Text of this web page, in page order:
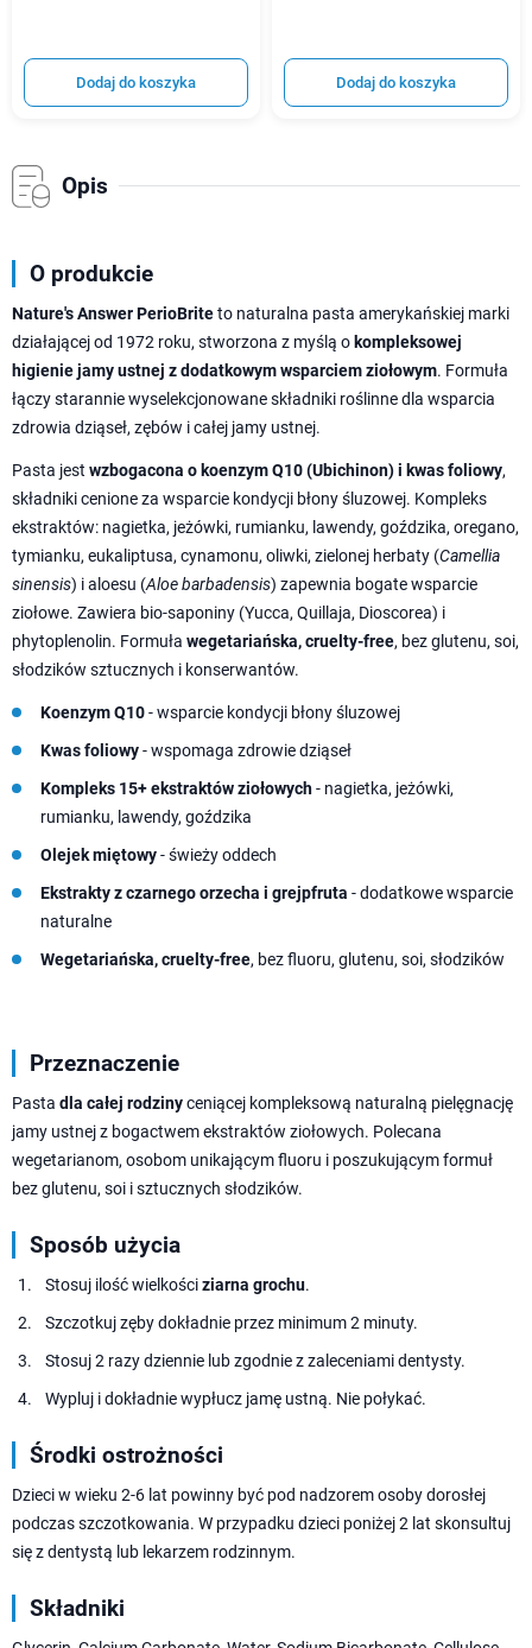
Dodaj do koszyka Dodaj do koszyka
Opis
O produkcie
Nature's Answer PerioBriteto naturalna pasta amerykańskiej marki
działającej od 1972 roku, stworzona z myślą o kompleksowej
higienie jamy ustnej z dodatkowym wsparciem ziołowym. Formuła
łączy starannie wyselekcjonowane składniki roślinne dla wsparcia
zdrowia dziąseł, zębów i całej jamy ustnej.
Pasta jest wzbogacona o koenzym Q10 (Ubichinon) i kwas foliowy,
składniki cenione za wsparcie kondycji błony śluzowej. Kompleks
ekstraktów: nagietka, jeżówki, rumianku, lawendy, goździka, oregano,
tymianku, eukaliptusa, cynamonu, oliwki, zielonej herbaty (Camellia
sinensis) i aloesu (Aloe barbadensis) zapewnia bogate wsparcie
ziołowe. Zawiera bio-saponiny (Yucca, Quillaja, Dioscorea) i
phytoplenolin. Formuła wegetariańska, cruelty-free, bez glutenu, soi,
słodzików sztucznych i konserwantów.
Koenzym Q10- wsparcie kondycji błony śluzowej
Kwas foliowy- wspomaga zdrowie dziąseł
Kompleks 15+ ekstraktów ziołowych- nagietka, jeżówki,
rumianku, lawendy, goździka
Olejek miętowy- świeży oddech
Ekstrakty z czarnego orzecha i grejpfruta - dodatkowe wsparcie
naturalne
Wegetariańska, cruelty-free, bez fluoru, glutenu, soi, słodzików
Przeznaczenie
Pasta dla całej rodzinyceniącej kompleksową naturalną pielęgnację
jamy ustnej z bogactwem ekstraktów ziołowych. Polecana
wegetarianom, osobom unikającym fluoru i poszukującym formuł
bez glutenu, soi i sztucznych słodzików.
Sposób użycia
Stosuj ilość wielkościziarna grochu.
Szczotkuj zęby dokładnie przez minimum 2 minuty.
Stosuj 2 razy dziennie lub zgodnie z zaleceniami dentysty.
Wypluj i dokładnie wypłucz jamę ustną. Nie połykać.
Środki ostrożności
Dzieci w wieku 2-6 lat powinny być pod nadzorem osoby dorosłej
podczas szczotkowania. W przypadku dzieci poniżej 2 lat skonsultuj
się z dentystą lub lekarzem rodzinnym.
Składniki